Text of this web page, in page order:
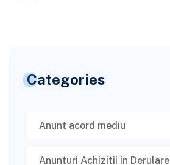
Categories
Anunt acord mediu
Anunturi Achizitii in Derulare